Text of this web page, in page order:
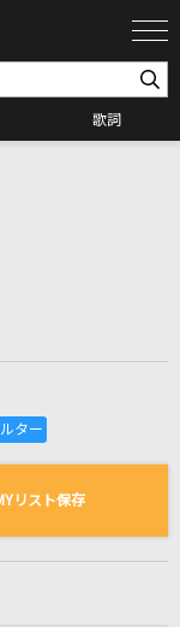
歌詞
一覧
リスト保存